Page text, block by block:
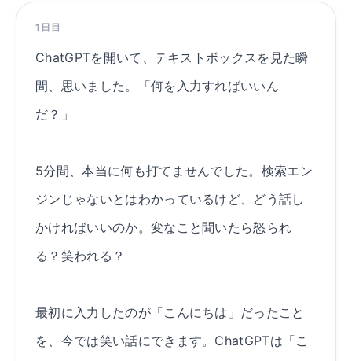
1日目
ChatGPTを開いて、テキストボックスを見た瞬
間、思いました。「何を入力すればいいん
だ？」
5分間、本当に何も打てませんでした。検索エン
ジンじゃないとはわかっているけど、どう話し
かければいいのか。変なこと聞いたら怒られ
る？笑われる？
最初に入力したのが「こんにちは」だったこと
を、今では笑い話にできます。ChatGPTは「こ